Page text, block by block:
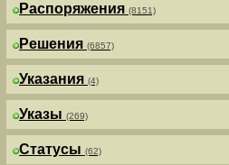
Распоряжения (8151)
Решения (6857)
Указания (4)
Указы (269)
Статусы (62)